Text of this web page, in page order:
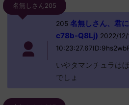
名無しさん205
205名無しさん、君
c78b-Q8Lj) 2022/
いやタマンチュラは
でしょ